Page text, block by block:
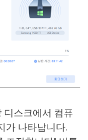
디스크에서 컴퓨
가 나타납니다.